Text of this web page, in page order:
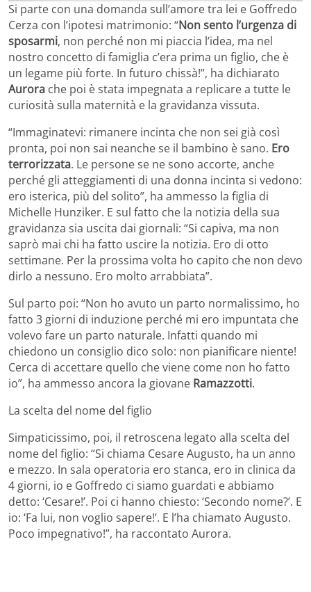
Si parte con una domanda sull’amore tra lei e Goffredo
Cerza con l’ipotesi matrimonio: “Non sento l’urgenza di
sposarmi, non perché non mi piaccia l’idea, ma nel
nostro concetto di famiglia c’era prima un figlio, che è
un legame più forte. In futuro chissà!”, ha dichiarato
Aurora che poi è stata impegnata a replicare a tutte le
curiosità sulla maternità e la gravidanza vissuta.
“Immaginatevi: rimanere incinta che non sei già così
pronta, poi non sai neanche se il bambino è sano. Ero
terrorizzata. Le persone se ne sono accorte, anche
perché gli atteggiamenti di una donna incinta si vedono:
ero isterica, più del solito”, ha ammesso la figlia di
Michelle Hunziker. E sul fatto che la notizia della sua
gravidanza sia uscita dai giornali: “Si capiva, ma non
saprò mai chi ha fatto uscire la notizia. Ero di otto
settimane. Per la prossima volta ho capito che non devo
dirlo a nessuno. Ero molto arrabbiata”.
Sul parto poi: “Non ho avuto un parto normalissimo, ho
fatto 3 giorni di induzione perché mi ero impuntata che
volevo fare un parto naturale. Infatti quando mi
chiedono un consiglio dico solo: non pianificare niente!
Cerca di accettare quello che viene come non ho fatto
io”, ha ammesso ancora la giovane Ramazzotti.
La scelta del nome del figlio
Simpaticissimo, poi, il retroscena legato alla scelta del
nome del figlio: “Si chiama Cesare Augusto, ha un anno
e mezzo. In sala operatoria ero stanca, ero in clinica da
4 giorni, io e Goffredo ci siamo guardati e abbiamo
detto: ‘Cesare!’. Poi ci hanno chiesto: ‘Secondo nome?’. E
io: ‘Fa lui, non voglio sapere!’. E l’ha chiamato Augusto.
Poco impegnativo!”, ha raccontato Aurora.